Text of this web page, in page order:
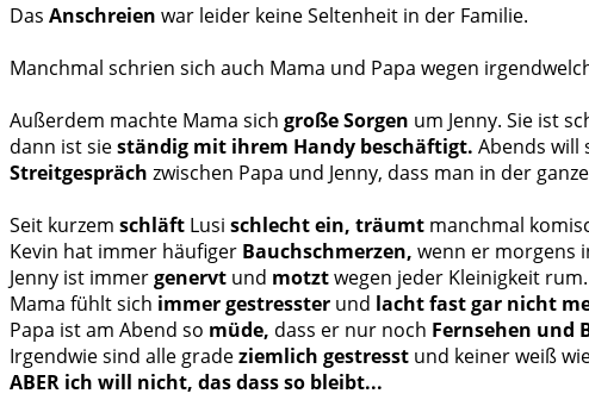
Das Anschreien war leider keine Seltenheit in der Familie.
Manchmal schrien sich auch Mama und Papa wegen
Außerdem machte Mama sich große Sorgen um Jenny. Sie ist
dann ist sieständig mit ihrem Handy beschäftigt. Abends will
Streitgespräch zwischen Papa und Jenny, dass man in der
Seit kurzem schläft Lusi schlecht ein, träumt manchmal
Kevin hat immer häufiger Bauchschmerzen, wenn er morgens
Jenny ist immergenervt und motztwegen jeder Kleinigkeit
Mama fühlt sich immer gestresster und lacht fast gar nicht
Papa ist am Abend so müde, dass er nur noch Fernsehen und
Irgendwie sind alle gradeziemlich gestresst und keiner weiß
ABER ich will nicht, das dass so bleibt...